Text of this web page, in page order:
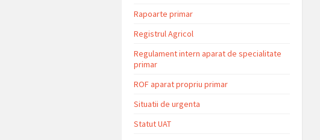
Rapoarte primar
Registrul Agricol
Regulament intern aparat de specialitate
primar
ROF aparat propriu primar
Situatii de urgenta
Statut UAT